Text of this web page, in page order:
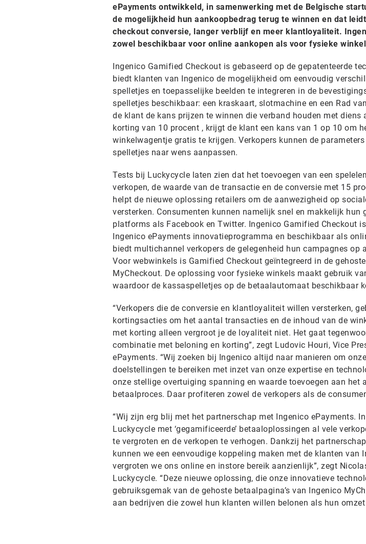
ePayments ontwikkeld, in samenwerking met de Belgische
de mogelijkheid hun aankoopbedrag terug te winnen en dat
checkout conversie, langer verblijf en meer klantloyaliteit.
zowel beschikbaar voor online aankopen als voor fysieke
Ingenico Gamified Checkout is gebaseerd op de gepatenteerde
biedt klanten van Ingenico de mogelijkheid om eenvoudig
spelletjes en toepasselijke beelden te integreren in de
spelletjes beschikbaar: een kraskaart, slotmachine en een Rad
de klant de kans prijzen te winnen die verband houden met diens
korting van 10 procent , krijgt de klant een kans van 1 op 10 om
winkelwagentje gratis te krijgen. Verkopers kunnen de
spelletjes naar wens aanpassen.
Tests bij Luckycycle laten zien dat het toevoegen van een
verkopen, de waarde van de transactie en de conversie met 15
helpt de nieuwe oplossing retailers om de aanwezigheid op
versterken. Consumenten kunnen namelijk snel en makkelijk hun
platforms als Facebook en Twitter. Ingenico Gamified Checkout
Ingenico ePayments innovatieprogramma en beschikbaar als
biedt multichannel verkopers de gelegenheid hun campagnes op
Voor webwinkels is Gamified Checkout geïntegreerd in de
MyCheckout. De oplossing voor fysieke winkels maakt gebruik
waardoor de kassaspelletjes op de betaalautomaat beschikbaar
“Verkopers die de conversie en klantloyaliteit willen versterken,
kortingsacties om het aantal transacties en de inhoud van de
met korting alleen vergroot je de loyaliteit niet. Het gaat
combinatie met beloning en korting”, zegt Ludovic Houri, Vice
ePayments. “Wij zoeken bij Ingenico altijd naar manieren om
doelstellingen te bereiken met inzet van onze expertise en
onze stellige overtuiging spanning en waarde toevoegen aan het
betaalproces. Daar profiteren zowel de verkopers als de
“Wij zijn erg blij met het partnerschap met Ingenico ePayments.
Luckycycle met ‘gegamificeerde’ betaaloplossingen al vele
te vergroten en de verkopen te verhogen. Dankzij het
kunnen we een eenvoudige koppeling maken met de klanten van
vergroten we ons online en instore bereik aanzienlijk”, zegt
Luckycycle. “Deze nieuwe oplossing, die onze innovatieve
gebruiksgemak van de gehoste betaalpagina’s van Ingenico
aan bedrijven die zowel hun klanten willen belonen als hun omzet